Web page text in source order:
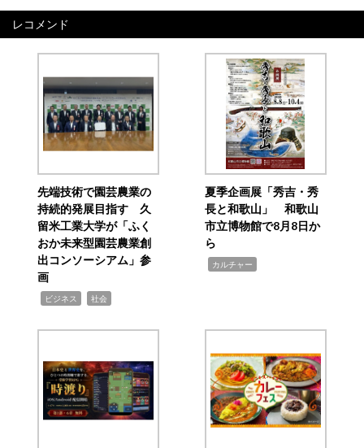
レコメンド
先端技術で園芸農業の
持続的発展目指す 久
留米工業大学が「ふく
おか未来型園芸農業創
出コンソーシアム」参
画
ビジネス 社会
夏季企画展「秀吉・秀
長と和歌山」 和歌山
市立博物館で8月8日か
ら
カルチャー